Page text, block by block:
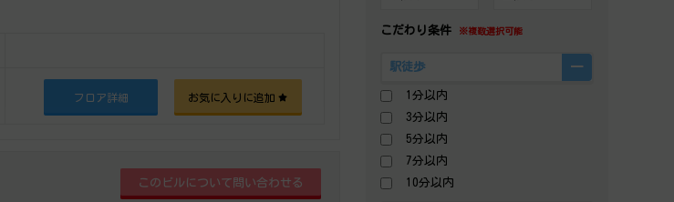
フロア詳細 お気に入りに追加
こだわり条件 ※複数選択可能
駅徒歩
1分以内
3分以内
5分以内
7分以内
10分以内